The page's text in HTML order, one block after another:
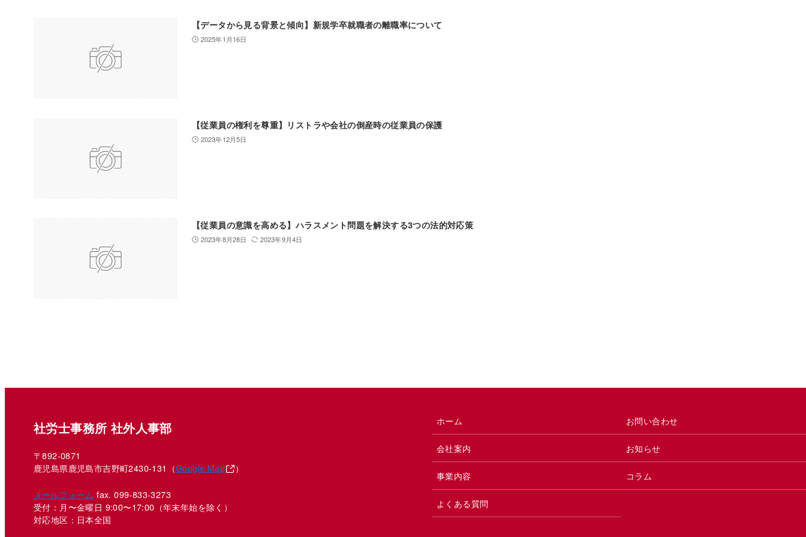
【データから見る背景と傾向】新規学卒就職者の離職率について
2025年1月16日
【従業員の権利を尊重】リストラや会社の倒産時の従業員の保護
2023年12月5日
【従業員の意識を高める】ハラスメント問題を解決する3つの法的対応策
2023年8月28日 2023年9月4日
社労士事務所 社外人事部
〒892-0871
鹿児島県鹿児島市吉野町2430-131（Google Map ）
メールフォーム fax. 099-833-3273
受付：月〜金曜日 9:00〜17:00 （年末年始を除く）
対応地区：日本全国
ホーム
会社案内
事業内容
よくある質問
お問い合わせ
お知らせ
コラム